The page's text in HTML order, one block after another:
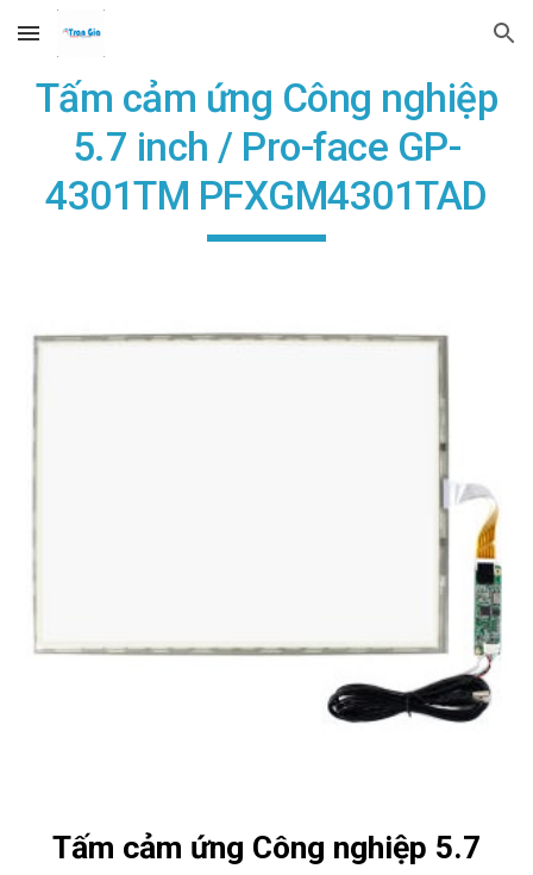
Skip to main content Skip to navigation
Tấm cảm ứng Công nghiệp
5.7 inch / Pro-face GP-
4301TM PFXGM4301TAD
Tấm cảm ứng Công nghiệp 5.7